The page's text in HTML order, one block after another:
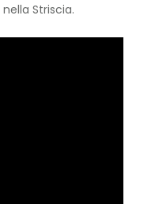
Striscia.